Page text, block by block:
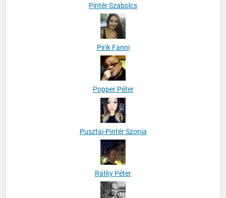
Pintér Szabolcs
Pirik Fanni
Popper Péter
Pusztai-Pintér Szonja
Rátky Péter